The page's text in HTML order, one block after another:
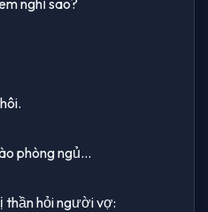
phòng ngủ...
thần hỏi người vợ: